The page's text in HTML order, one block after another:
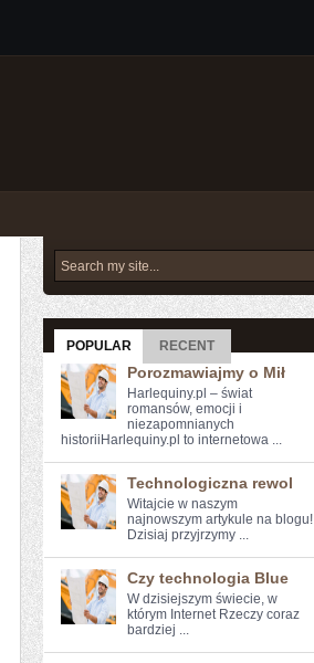
POPULAR RECENT
Porozmawiajmy o Mił
Harlequiny.pl – świat
romansów, emocji i
niezapomnianych
historiiHarlequiny.pl to internetowa ...
Technologiczna rewol
Witajcie ‌w naszym
najnowszym artykule na ⁢blogu!
Dzisiaj przyjrzymy ...
Czy technologia Blue
W dzisiejszym świecie, w
którym Internet Rzeczy coraz
bardziej ...